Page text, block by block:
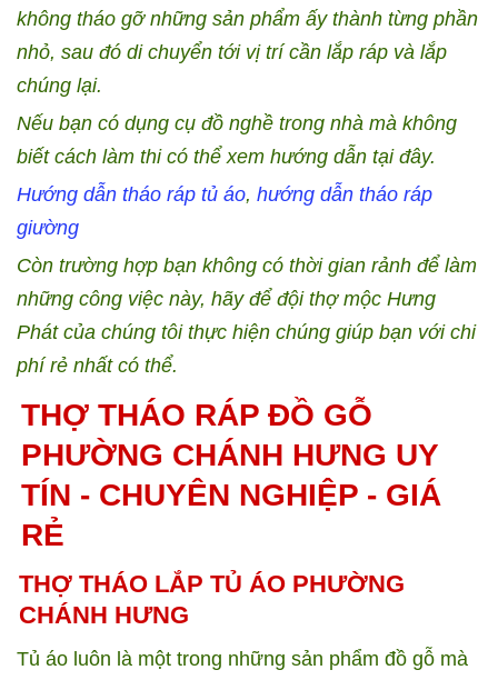
không tháo gỡ những sản phẩm ấy thành từng phần
nhỏ, sau đó di chuyển tới vị trí cần lắp ráp và lắp
chúng lại.
Nếu bạn có dụng cụ đồ nghề trong nhà mà không
biết cách làm thi có thể xem hướng dẫn tại đây.
Hướng dẫn tháo ráp tủ áo, hướng dẫn tháo ráp
giường
Còn trường hợp bạn không có thời gian rảnh để làm
những công việc này, hãy để đội thợ mộc Hưng
Phát của chúng tôi thực hiện chúng giúp bạn với chi
phí rẻ nhất có thể.
THỢ THÁO RÁP ĐỒ GỖ
PHƯỜNG CHÁNH HƯNG UY
TÍN - CHUYÊN NGHIỆP - GIÁ
RẺ
THỢ THÁO LẮP TỦ ÁO PHƯỜNG
CHÁNH HƯNG
Tủ áo luôn là một trong những sản phẩm đồ gỗ mà